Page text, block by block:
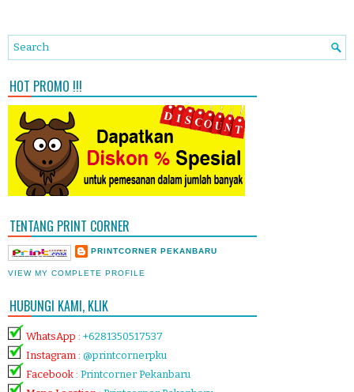
HOT PROMO !!!
TENTANG PRINT CORNER
PRINTCORNER PEKANBARU
VIEW MY COMPLETE PROFILE
HUBUNGI KAMI, KLIK
WhatsApp : +6281350517537
Instagram : @printcornerpku
Facebook : Printcorner Pekanbaru